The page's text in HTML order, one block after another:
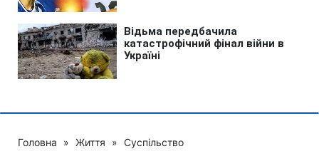
Головна » Життя » Суспільство